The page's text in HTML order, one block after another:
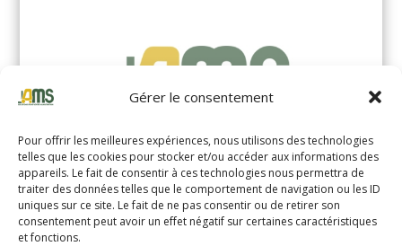
Gérer le consentement
Pour offrir les meilleures expériences, nous utilisons des technologies
telles que les cookies pour stocker et/ou accéder aux informations des
appareils. Le fait de consentir à ces technologies nous permettra de
traiter des données telles que le comportement de navigation ou les ID
uniques sur ce site. Le fait de ne pas consentir ou de retirer son
consentement peut avoir un effet négatif sur certaines caractéristiques
et fonctions.
YALE MS14XIL (2510)